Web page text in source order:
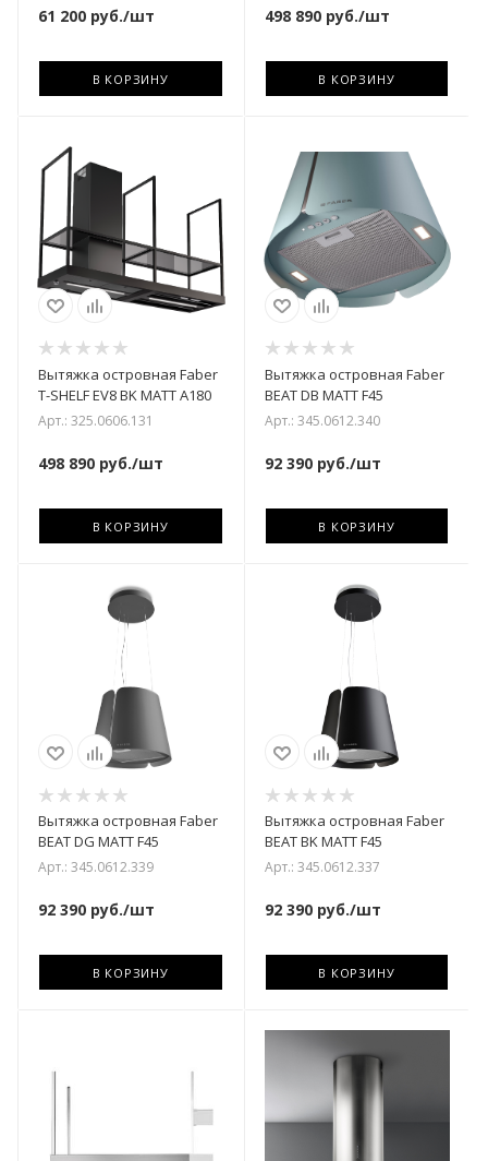
61 200 руб./шт
В КОРЗИНУ
498 890руб./шт
В КОРЗИНУ
Вытяжка островная Faber
T-SHELF EV8 BK MATT A180
Арт.: 325.0606.131
498 890 руб./шт
В КОРЗИНУ
Вытяжка островная Faber
BEAT DB MATT F45
Арт.: 345.0612.340
92 390руб./шт
В КОРЗИНУ
Вытяжка островная Faber
BEAT DG MATT F45
Арт.: 345.0612.339
92 390 руб./шт
В КОРЗИНУ
Вытяжка островная Faber
BEAT BK MATT F45
Арт.: 345.0612.337
92 390руб./шт
В КОРЗИНУ